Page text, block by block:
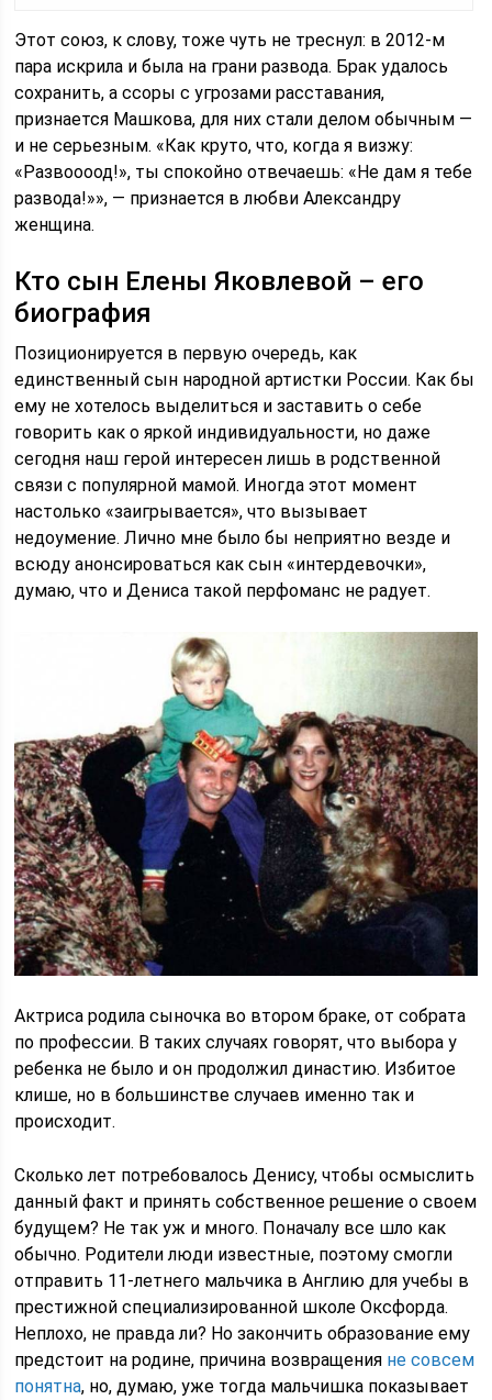
Этот союз, к слову, тоже чуть не треснул: в 2012-м
пара искрила и была на грани развода. Брак удалось
сохранить, а ссоры с угрозами расставания,
признается Машкова, для них стали делом обычным —
и не серьезным. «Как круто, что, когда я визжу:
«Развоооод!», ты спокойно отвечаешь: «Не дам я тебе
развода!»», — признается в любви Александру
женщина.
Кто сын Елены Яковлевой – его
биография
Позиционируется в первую очередь, как
единственный сын народной артистки России. Как бы
ему не хотелось выделиться и заставить о себе
говорить как о яркой индивидуальности, но даже
сегодня наш герой интересен лишь в родственной
связи с популярной мамой. Иногда этот момент
настолько «заигрывается», что вызывает
недоумение. Лично мне было бы неприятно везде и
всюду анонсироваться как сын «интердевочки»,
думаю, что и Дениса такой перфоманс не радует.
Актриса родила сыночка во втором браке, от собрата
по профессии. В таких случаях говорят, что выбора у
ребенка не было и он продолжил династию. Избитое
клише, но в большинстве случаев именно так и
происходит.
Сколько лет потребовалось Денису, чтобы осмыслить
данный факт и принять собственное решение о своем
будущем? Не так уж и много. Поначалу все шло как
обычно. Родители люди известные, поэтому смогли
отправить 11-летнего мальчика в Англию для учебы в
престижной специализированной школе Оксфорда.
Неплохо, не правда ли? Но закончить образование ему
предстоит на родине, причина возвращения не совсем
понятна, но, думаю, уже тогда мальчишка показывает